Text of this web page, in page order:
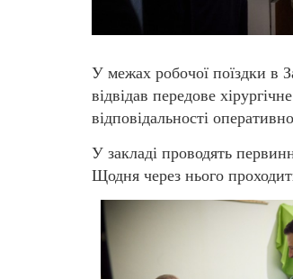
У межах робочої поїздки в
відвідав передове
відповідальності
У закладі проводять
Щодня через нього